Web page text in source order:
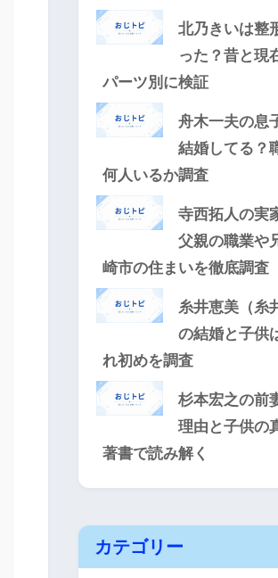
北乃きいは整
った？昔と現
パーツ別に検証
舟木一夫の息
結婚してる？
何人いるか調査
寺西拓人の実
父親の職業や
崎市の住まいを徹底調査
糸井恵美（糸
の結婚と子供
れ初めを調査
杉本宏之の前
理由と子供の
著書で読み解く
カテゴリー